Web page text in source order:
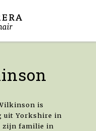
is
uit Yorkshire in
zijn familie in